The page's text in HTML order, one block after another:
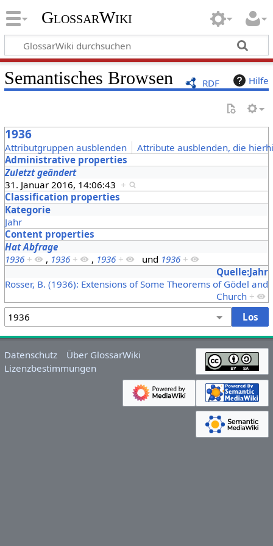
GlossarWiki
RDF Hilfe
Semantisches Browsen
1936
Attributgruppen ausblenden
Attribute ausblenden, die
Administrative properties
Zuletzt geändert
31. Januar 2016, 14:06:43 +
Classification properties
Kategorie
Jahr
Content properties
Hat Abfrage
1936 + , 1936 + , 1936 + und 1936 +
Quelle:Jahr
Rosser, B. (1936): Extensions of Some Theorems of Gödel and
Church +
Datenschutz
Über GlossarWiki
Lizenzbestimmungen